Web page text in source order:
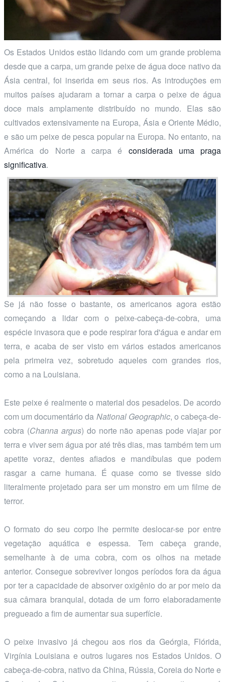
Os Estados Unidos estão lidando com um grande problema
desde que a carpa, um grande peixe de água doce nativo da
Ásia central, foi inserida em seus rios. As introduções em
muitos países ajudaram a tornar a carpa o peixe de água
doce mais amplamente distribuído no mundo. Elas são
cultivados extensivamente na Europa, Ásia e Oriente Médio,
e são um peixe de pesca popular na Europa. No entanto, na
América do Norte a carpa é considerada uma praga
significativa.
Se já não fosse o bastante, os americanos agora estão
começando a lidar com o peixe-cabeça-de-cobra, uma
espécie invasora que e pode respirar fora d'água e andar em
terra, e acaba de ser visto em vários estados americanos
pela primeira vez, sobretudo aqueles com grandes rios,
como a na Louisiana.
Este peixe é realmente o material dos pesadelos. De acordo
com um documentário da National Geographic, o cabeça-de-
cobra (Channa argus) do norte não apenas pode viajar por
terra e viver sem água por até três dias, mas também tem um
apetite voraz, dentes afiados e mandíbulas que podem
rasgar a carne humana. É quase como se tivesse sido
literalmente projetado para ser um monstro em um filme de
terror.
O formato do seu corpo lhe permite deslocar-se por entre
vegetação aquática e espessa. Tem cabeça grande,
semelhante à de uma cobra, com os olhos na metade
anterior. Consegue sobreviver longos períodos fora da água
por ter a capacidade de absorver oxigênio do ar por meio da
sua câmara branquial, dotada de um forro elaboradamente
pregueado a fim de aumentar sua superfície.
O peixe invasivo já chegou aos rios da Geórgia, Flórida,
Virgínia Louisiana e outros lugares nos Estados Unidos. O
cabeça-de-cobra, nativo da China, Rússia, Coreia do Norte e